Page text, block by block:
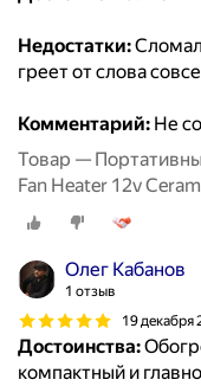
Недостатки:
греет от слова
Комментарий: Не
Товар —
Fan Heater 12v
Олег Кабанов
1 отзыв
19 декабря
Достоинства:
компактный и